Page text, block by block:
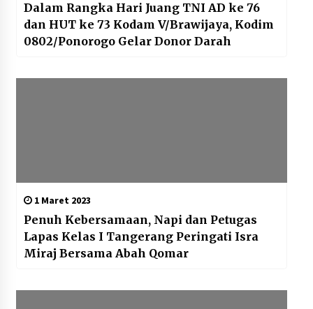
Dalam Rangka Hari Juang TNI AD ke 76
dan HUT ke 73 Kodam V/Brawijaya, Kodim
0802/Ponorogo Gelar Donor Darah
1 Maret 2023
Penuh Kebersamaan, Napi dan Petugas
Lapas Kelas I Tangerang Peringati Isra
Miraj Bersama Abah Qomar